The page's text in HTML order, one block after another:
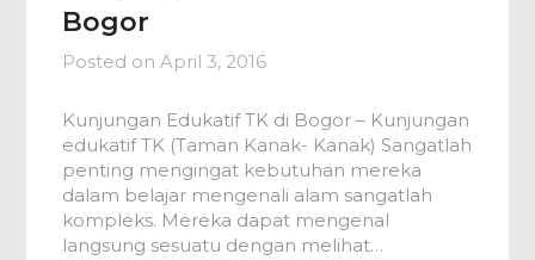
Bogor
Posted onApril 3, 2016
Kunjungan Edukatif TK di Bogor – Kunjungan
edukatif TK (Taman Kanak- Kanak) Sangatlah
penting mengingat kebutuhan mereka
dalam belajar mengenali alam sangatlah
kompleks. Mereka dapat mengenal
langsung sesuatu dengan melihat…